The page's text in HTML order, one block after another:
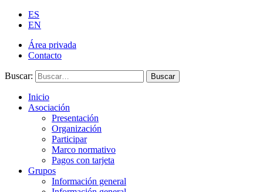
ES
EN
Área privada
Contacto
Buscar: Buscar
Inicio
Asociación
Presentación
Organización
Participar
Marco normativo
Pagos con tarjeta
Grupos
Información general